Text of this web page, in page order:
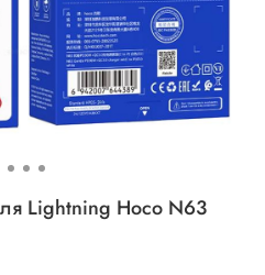
Lightning Hoco N63